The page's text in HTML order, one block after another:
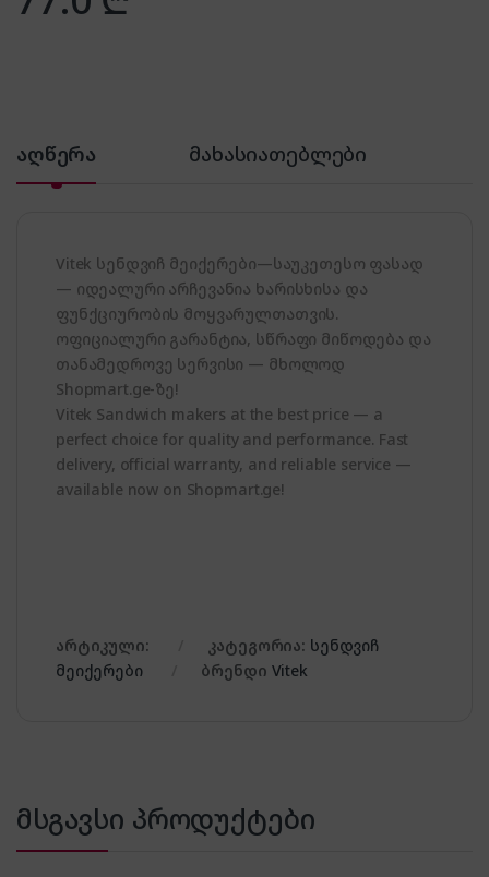
აღწერა მახასიათებლები
Vitek სენდვიჩ მეიქერები—საუკეთესო ფასად
— იდეალური არჩევანია ხარისხისა და
ფუნქციურობის მოყვარულთათვის.
ოფიციალური გარანტია, სწრაფი მიწოდება და
თანამედროვე სერვისი — მხოლოდ
Shopmart.ge-ზე!
Vitek Sandwich makers at the best price — a
perfect choice for quality and performance. Fast
delivery, official warranty, and reliable service —
available now on Shopmart.ge!
არტიკული: კატეგორია: სენდვიჩ
მეიქერები
ბრენდი Vitek
მსგავსი პროდუქტები